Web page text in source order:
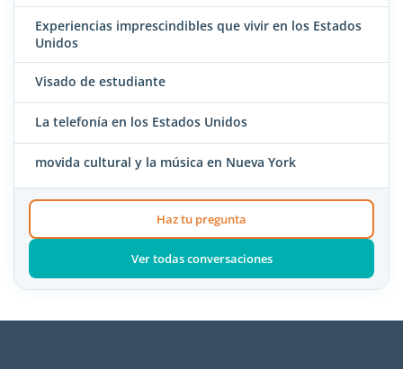
Experiencias imprescindibles que vivir en los Estados
Unidos
Visado de estudiante
La telefonía en los Estados Unidos
movida cultural y la música en Nueva York
Haz tu pregunta
Ver todas conversaciones